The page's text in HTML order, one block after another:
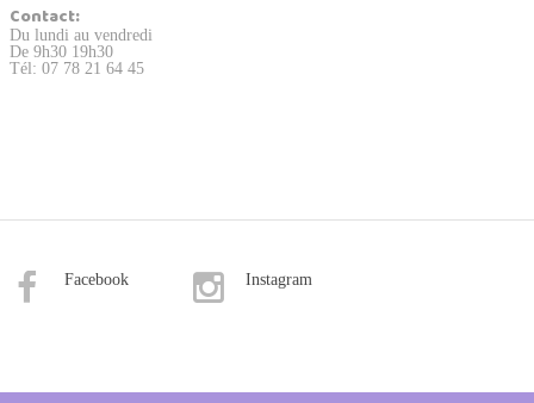
Contact:
Du lundi au vendredi
De 9h30 19h30
Tél: 07 78 21 64 45
Facebook Instagram